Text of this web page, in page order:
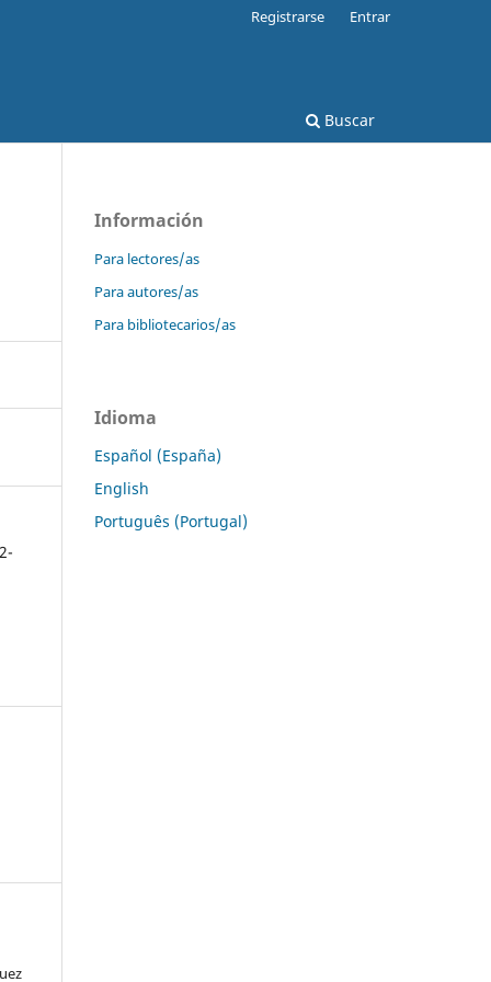
Buscar
Registrarse Entrar
Información
Para lectores/as
Para autores/as
Para bibliotecarios/as
Idioma
Español (España)
English
Português (Portugal)